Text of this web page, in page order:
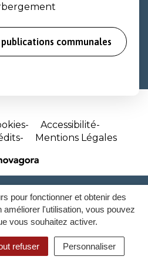
pour fonctionner et obtenir des
améliorer l'utilisation, vous pouvez
vous souhaitez activer.
refuser Personnaliser
ACCESSIBILITÉ
communales
Accessibilité
Mentions Légales